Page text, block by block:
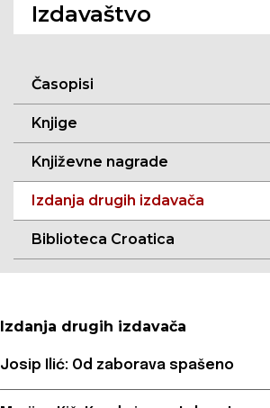
Izdavaštvo
Časopisi
Knjige
Književne nagrade
Izdanja drugih izdavača
Biblioteca Croatica
Izdanja drugih izdavača
Josip Ilić: Od zaborava spašeno